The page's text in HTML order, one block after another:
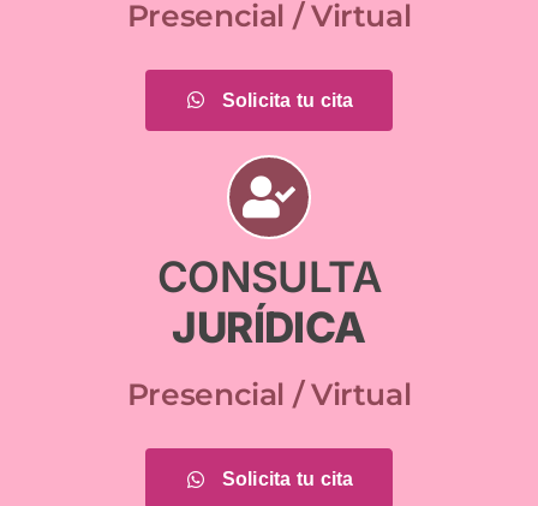
Presencial / Virtual
Solicita tu cita
CONSULTA
JURÍDICA
Presencial / Virtual
Solicita tu cita